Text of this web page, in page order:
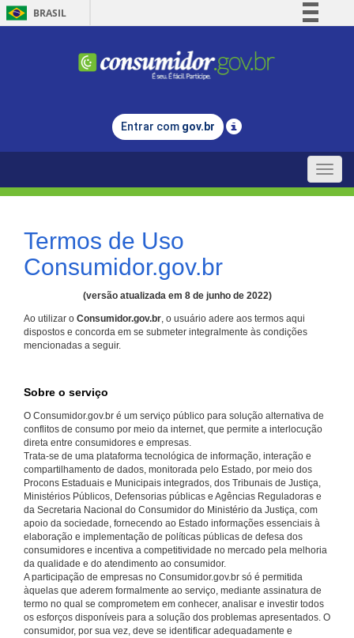
BRASIL
Comunica BR
Legislação
Entrar com gov.br
Toggle
Termos de Uso
Consumidor.gov.br
(versão atualizada em 8 de junho de 2022)
Ao utilizar o Consumidor.gov.br, o usuário adere aos termos aqui
dispostos e concorda em se submeter integralmente às condições
mencionadas a seguir.
Sobre o serviço
O Consumidor.gov.br é um serviço público para solução alternativa de
conflitos de consumo por meio da internet, que permite a interlocução
direta entre consumidores e empresas.
Trata-se de uma plataforma tecnológica de informação, interação e
compartilhamento de dados, monitorada pelo Estado, por meio dos
Procons Estaduais e Municipais integrados, dos Tribunais de Justiça,
Ministérios Públicos, Defensorias públicas e Agências Reguladoras e
da Secretaria Nacional do Consumidor do Ministério da Justiça, com
apoio da sociedade, fornecendo ao Estado informações essenciais à
elaboração e implementação de políticas públicas de defesa dos
consumidores e incentiva a competitividade no mercado pela melhoria
da qualidade e do atendimento ao consumidor.
A participação de empresas no Consumidor.gov.br só é permitida
àquelas que aderem formalmente ao serviço, mediante assinatura de
termo no qual se comprometem em conhecer, analisar e investir todos
os esforços disponíveis para a solução dos problemas apresentados. O
consumidor, por sua vez, deve se identificar adequadamente e